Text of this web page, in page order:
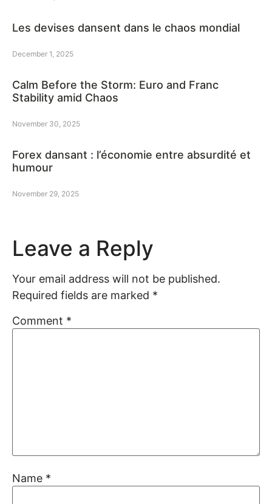
Les devises dansent dans le chaos mondial
December 1, 2025
Calm Before the Storm: Euro and Franc
Stability amid Chaos
November 30, 2025
Forex dansant : l’économie entre absurdité et
humour
November 29, 2025
Leave a Reply
Your email address will not be published.
Required fields are marked *
Comment *
Name *